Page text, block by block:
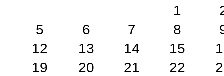
1
5
6 7 8
12
13 14 15
19
20 21 22